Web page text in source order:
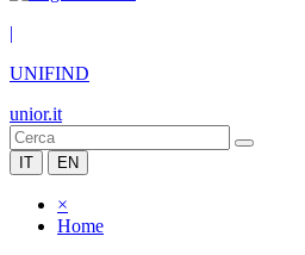
|
UNIFIND
unior.it
IT EN
×
Home